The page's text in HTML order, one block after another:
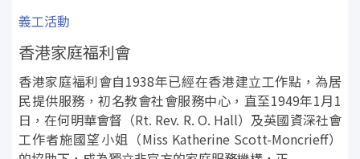
義工活動
香港家庭福利會
香港家庭福利會自1938年已經在香港建立工作點，為居
民提供服務，初名教會社會服務中心，直至1949年1月1
日，在何明華會督（Rt. Rev. R. O. Hall）及英國資深社會
工作者施國望小姐（Miss Katherine Scott-Moncrieff）